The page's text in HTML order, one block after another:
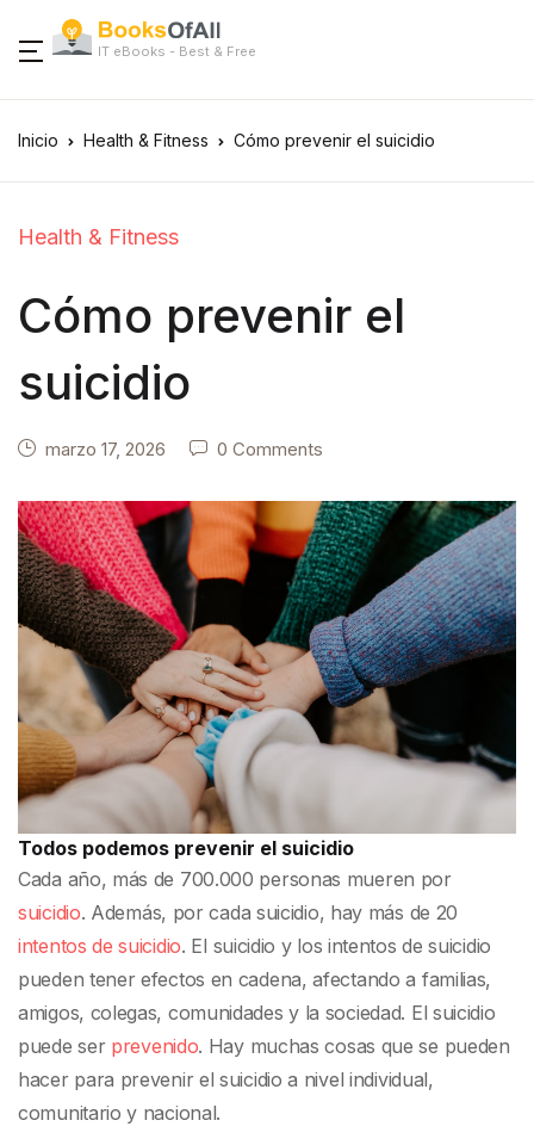
IT eBooks - Best & Free
Inicio Health & Fitness Cómo prevenir el suicidio
Health & Fitness
Cómo prevenir el
suicidio
marzo 17, 2026 0 Comments
Todos podemos prevenir el suicidio
Cada año, más de 700.000 personas mueren por
suicidio. Además, por cada suicidio, hay más de 20
intentos de suicidio. El suicidio y los intentos de suicidio
pueden tener efectos en cadena, afectando a familias,
amigos, colegas, comunidades y la sociedad. El suicidio
puede ser prevenido. Hay muchas cosas que se pueden
hacer para prevenir el suicidio a nivel individual,
comunitario y nacional.